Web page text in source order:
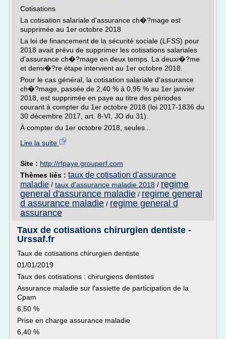
Cotisations
La cotisation salariale d'assurance ch�?mage est
supprimée au 1er octobre 2018
La loi de financement de la sécurité sociale (LFSS) pour
2018 avait prévu de supprimer les cotisations salariales
d'assurance ch�?mage en deux temps. La deuxi�?me
et derni�?re étape intervient au 1er octobre 2018.
Pour le cas général, la cotisation salariale d'assurance
ch�?mage, passée de 2,40 % à 0,95 % au 1er janvier
2018, est supprimée en paye au titre des périodes
courant à compter du 1er octobre 2018 (loi 2017-1836 du
30 décembre 2017, art. 8-VI, JO du 31).
À compter du 1er octobre 2018, seules...
Lire la suite
Site : http://rfpaye.grouperf.com
Thèmes liés : taux de cotisation d'assurance
maladie / taux d'assurance maladie 2018 / regime
general d'assurance maladie / regime general
d assurance maladie / regime general d
assurance
Taux de cotisations chirurgien dentiste -
Urssaf.fr
Taux de cotisations chirurgien dentiste
01/01/2019
Taux des cotisations : chirurgiens dentistes
Assurance maladie sur l'assiette de participation de la
Cpam
6,50 %
Prise en charge assurance maladie
6,40 %